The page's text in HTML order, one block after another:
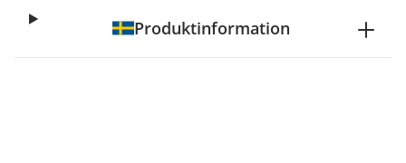
Produktinformation